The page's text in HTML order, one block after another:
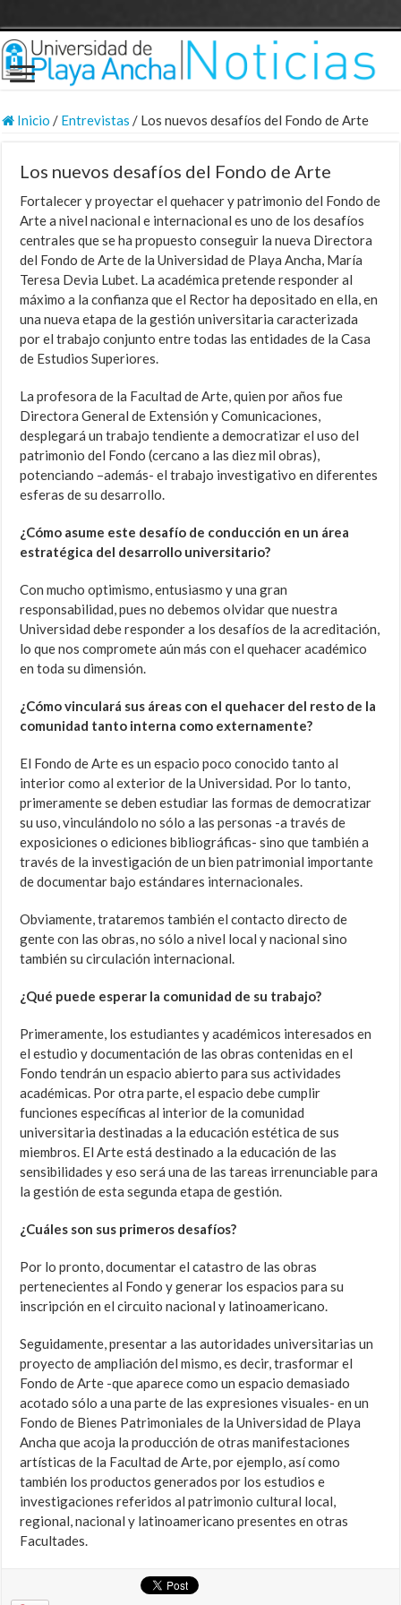
Inicio / Entrevistas / Los nuevos desafíos del Fondo de Arte
Los nuevos desafíos del Fondo de Arte
Fortalecer y proyectar el quehacer y patrimonio del Fondo de
Arte a nivel nacional e internacional es uno de los desafíos
centrales que se ha propuesto conseguir la nueva Directora
del Fondo de Arte de la Universidad de Playa Ancha, María
Teresa Devia Lubet. La académica pretende responder al
máximo a la confianza que el Rector ha depositado en ella, en
una nueva etapa de la gestión universitaria caracterizada
por el trabajo conjunto entre todas las entidades de la Casa
de Estudios Superiores.
La profesora de la Facultad de Arte, quien por años fue
Directora General de Extensión y Comunicaciones,
desplegará un trabajo tendiente a democratizar el uso del
patrimonio del Fondo (cercano a las diez mil obras),
potenciando –además- el trabajo investigativo en diferentes
esferas de su desarrollo.
¿Cómo asume este desafío de conducción en un área
estratégica del desarrollo universitario?
Con mucho optimismo, entusiasmo y una gran
responsabilidad, pues no debemos olvidar que nuestra
Universidad debe responder a los desafíos de la acreditación,
lo que nos compromete aún más con el quehacer académico
en toda su dimensión.
¿Cómo vinculará sus áreas con el quehacer del resto de la
comunidad tanto interna como externamente?
El Fondo de Arte es un espacio poco conocido tanto al
interior como al exterior de la Universidad. Por lo tanto,
primeramente se deben estudiar las formas de democratizar
su uso, vinculándolo no sólo a las personas -a través de
exposiciones o ediciones bibliográficas- sino que también a
través de la investigación de un bien patrimonial importante
de documentar bajo estándares internacionales.
Obviamente, trataremos también el contacto directo de
gente con las obras, no sólo a nivel local y nacional sino
también su circulación internacional.
¿Qué puede esperar la comunidad de su trabajo?
Primeramente, los estudiantes y académicos interesados en
el estudio y documentación de las obras contenidas en el
Fondo tendrán un espacio abierto para sus actividades
académicas. Por otra parte, el espacio debe cumplir
funciones específicas al interior de la comunidad
universitaria destinadas a la educación estética de sus
miembros. El Arte está destinado a la educación de las
sensibilidades y eso será una de las tareas irrenunciable para
la gestión de esta segunda etapa de gestión.
¿Cuáles son sus primeros desafíos?
Por lo pronto, documentar el catastro de las obras
pertenecientes al Fondo y generar los espacios para su
inscripción en el circuito nacional y latinoamericano.
Seguidamente, presentar a las autoridades universitarias un
proyecto de ampliación del mismo, es decir, trasformar el
Fondo de Arte -que aparece como un espacio demasiado
acotado sólo a una parte de las expresiones visuales- en un
Fondo de Bienes Patrimoniales de la Universidad de Playa
Ancha que acoja la producción de otras manifestaciones
artísticas de la Facultad de Arte, por ejemplo, así como
también los productos generados por los estudios e
investigaciones referidos al patrimonio cultural local,
regional, nacional y latinoamericano presentes en otras
Facultades.